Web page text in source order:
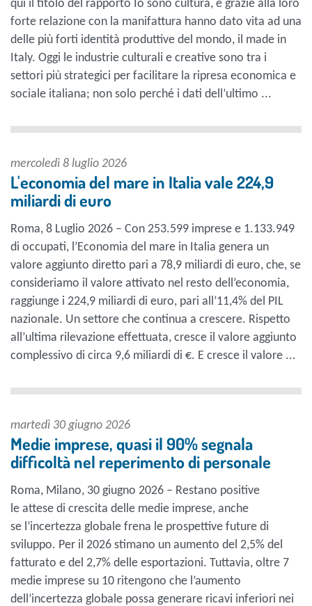
qui il titolo del rapporto Io sono cultura, e grazie alla loro
forte relazione con la manifattura hanno dato vita ad una
delle più forti identità produttive del mondo, il made in
Italy. Oggi le industrie culturali e creative sono tra i
settori più strategici per facilitare la ripresa economica e
sociale italiana; non solo perché i dati dell’ultimo ...
mercoledì 8 luglio 2026
L'economia del mare in Italia vale 224,9
miliardi di euro
Roma, 8 Luglio 2026 – Con 253.599 imprese e 1.133.949
di occupati, l’Economia del mare in Italia genera un
valore aggiunto diretto pari a 78,9 miliardi di euro, che, se
consideriamo il valore attivato nel resto dell’economia,
raggiunge i 224,9 miliardi di euro, pari all’11,4% del PIL
nazionale. Un settore che continua a crescere. Rispetto
all’ultima rilevazione effettuata, cresce il valore aggiunto
complessivo di circa 9,6 miliardi di €. E cresce il valore ...
martedì 30 giugno 2026
Medie imprese, quasi il 90% segnala
difficoltà nel reperimento di personale
Roma, Milano, 30 giugno 2026 – Restano positive
le attese di crescita delle medie imprese, anche
se l’incertezza globale frena le prospettive future di
sviluppo. Per il 2026 stimano un aumento del 2,5% del
fatturato e del 2,7% delle esportazioni. Tuttavia, oltre 7
medie imprese su 10 ritengono che l’aumento
dell’incertezza globale possa generare ricavi inferiori nei